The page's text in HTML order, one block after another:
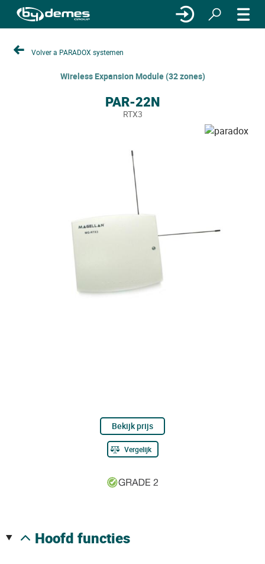
Volver a PARADOX systemen
Wireless Expansion Module (32 zones)
PAR-22N
RTX3
Bekijk prijs
Vergelijk
hoofd functies